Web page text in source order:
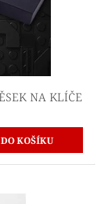
NA KLÍČE